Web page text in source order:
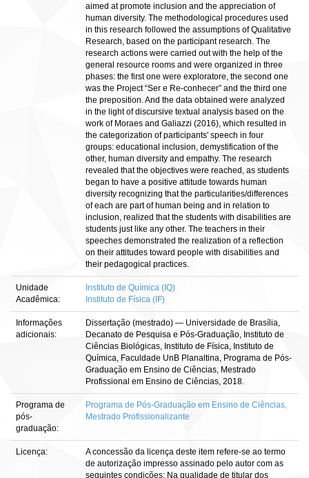
aimed at promote inclusion and the appreciation of
human diversity. The methodological procedures used
in this research followed the assumptions of Qualitative
Research, based on the participant research. The
research actions were carried out with the help of the
general resource rooms and were organized in three
phases: the first one were exploratore, the second one
was the Project “Ser e Re-conhecer” and the third one
the preposition. And the data obtained were analyzed
in the light of discursive textual analysis based on the
work of Moraes and Galiazzi (2016), which resulted in
the categorization of participants' speech in four
groups: educational inclusion, demystification of the
other, human diversity and empathy. The research
revealed that the objectives were reached, as students
began to have a positive attitude towards human
diversity recognizing that the particularities/differences
of each are part of human being and in relation to
inclusion, realized that the students with disabilities are
students just like any other. The teachers in their
speeches demonstrated the realization of a reflection
on their attitudes toward people with disabilities and
their pedagogical practices.
Unidade
Acadêmica:
Instituto de Química (IQ)
Instituto de Física (IF)
Informações
adicionais:
Dissertação (mestrado) — Universidade de Brasília,
Decanato de Pesquisa e Pós-Graduação, Instituto de
Ciências Biológicas, Instituto de Física, Instituto de
Química, Faculdade UnB Planaltina, Programa de Pós-
Graduação em Ensino de Ciências, Mestrado
Profissional em Ensino de Ciências, 2018.
Programa de
pós-
graduação:
Programa de Pós-Graduação em Ensino de Ciências,
Mestrado Profissionalizante
Licença:
A concessão da licença deste item refere-se ao termo
de autorização impresso assinado pelo autor com as
seguintes condições: Na qualidade de titular dos